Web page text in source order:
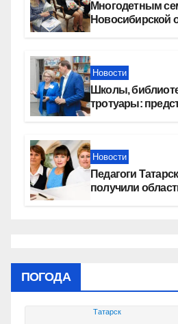
Многодетным
Новосибирской
Новости
Школы,
тротуары:
Новости
Педагоги
получили
ПОГОДА
Татарск